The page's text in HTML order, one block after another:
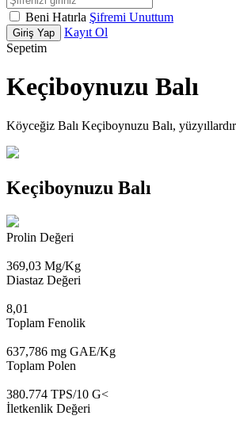
Beni Hatırla Şifremi Unuttum
Giriş Yap
Kayıt Ol
Sepetim
Keçiboynuzu Balı
Köyceğiz Balı Keçiboynuzu Balı,
Keçiboynuzu Balı
Prolin Değeri
369,03 Mg/Kg
Diastaz Değeri
8,01
Toplam Fenolik
637,786 mg GAE/Kg
Toplam Polen
380.774 TPS/10 G<
İletkenlik Değeri